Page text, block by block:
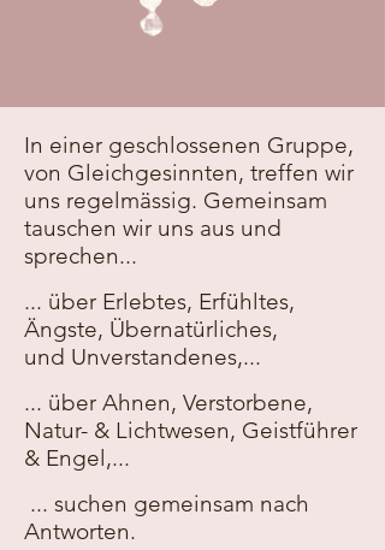
In einer geschlossenen Gruppe,
von Gleichgesinnten, treffen wir
uns regelmässig. Gemeinsam
tauschen wir uns aus und
sprechen...
... über Erlebtes, Erfühltes,
Ängste, Übernatürliches,
und Unverstandenes,...
... über Ahnen, Verstorbene,
Natur- & Lichtwesen, Geistführer
& Engel,...
... suchen gemeinsam nach
Antworten.